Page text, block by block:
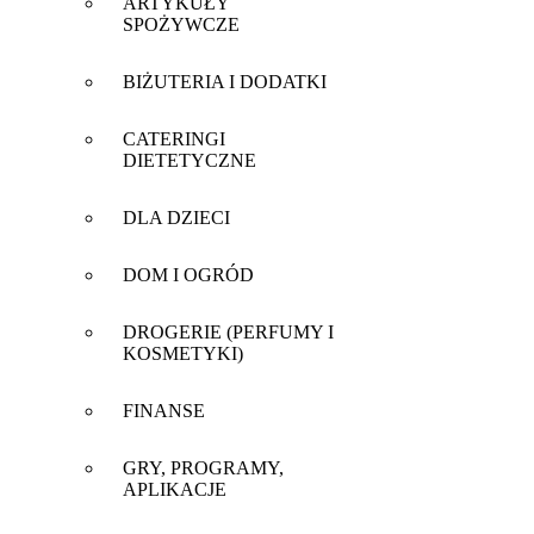
SPOŻYWCZE
BIŻUTERIA I DODATKI
CATERINGI
DIETETYCZNE
DLA DZIECI
DOM I OGRÓD
DROGERIE (PERFUMY I
KOSMETYKI)
FINANSE
GRY, PROGRAMY,
APLIKACJE